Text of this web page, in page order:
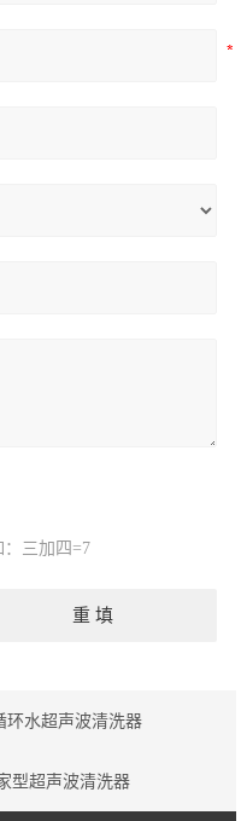
三加四=7
环水超声波清洗器
型超声波清洗器